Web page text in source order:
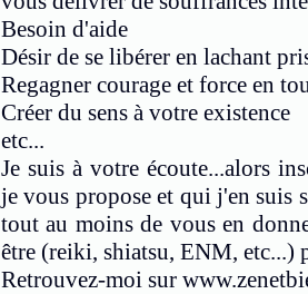
Besoin d'aide
Désir de se libérer en lachant
Regagner courage et force en
Créer du sens à votre existence
etc...
Je suis à votre écoute...alors
je vous propose et qui j'en suis
tout au moins de vous en
être (reiki, shiatsu, ENM, etc...)
Retrouvez-moi sur